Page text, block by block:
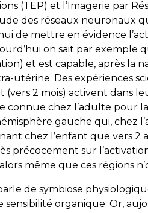
(TEP) et l’Imagerie par
des réseaux neuronaux
de mettre en évidence
on sait par
et est capable, après la
utérine. Des expériences
(vers 2 mois) activent dans
connue chez l’adulte pour
gauche qui, chez
chez l’enfant que vers
précocement sur
même que ces régions
de symbiose
sensibilité organique. Or,